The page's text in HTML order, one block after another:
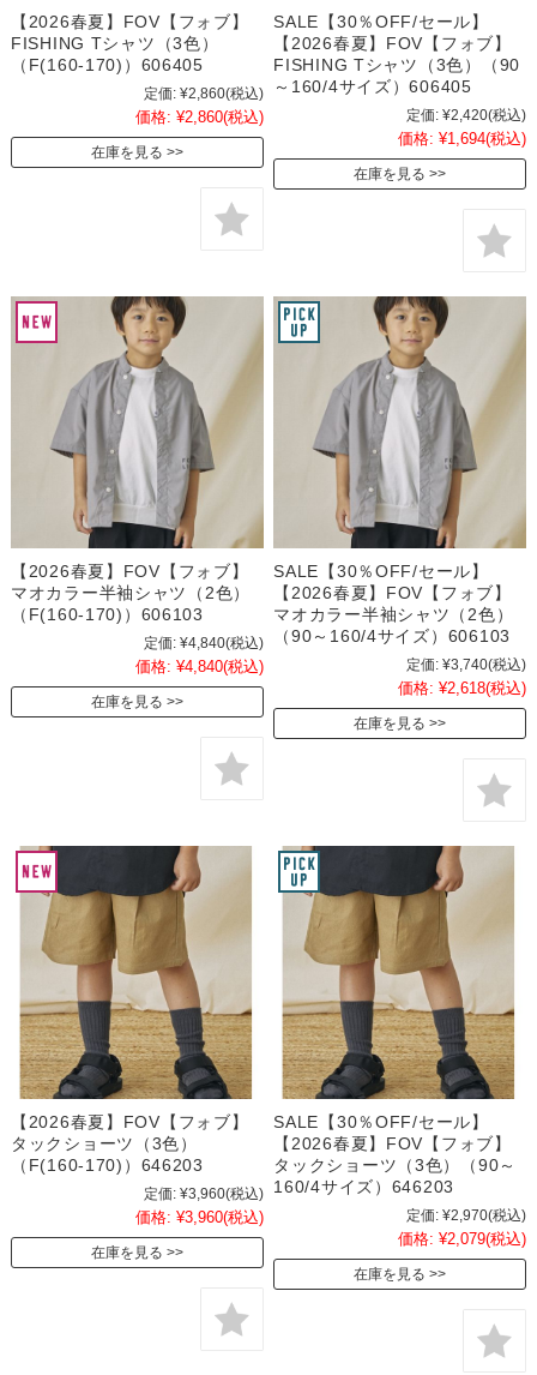
【2026春夏】FOV【フォブ】
FISHING Tシャツ（3色）
（F(160-170)）606405
定価: ¥2,860(税込)
価格: ¥2,860(税込)
在庫を見る
SALE【30％OFF/セール】
【2026春夏】FOV【フォブ】
FISHING Tシャツ（3色）（90
～160/4サイズ）606405
定価: ¥2,420(税込)
価格: ¥1,694(税込)
在庫を見る
【2026春夏】FOV【フォブ】
マオカラー半袖シャツ（2色）
（F(160-170)）606103
定価: ¥4,840(税込)
価格: ¥4,840(税込)
在庫を見る
SALE【30％OFF/セール】
【2026春夏】FOV【フォブ】
マオカラー半袖シャツ（2色）
（90～160/4サイズ）606103
定価: ¥3,740(税込)
価格: ¥2,618(税込)
在庫を見る
【2026春夏】FOV【フォブ】
タックショーツ（3色）
（F(160-170)）646203
定価: ¥3,960(税込)
価格: ¥3,960(税込)
在庫を見る
SALE【30％OFF/セール】
【2026春夏】FOV【フォブ】
タックショーツ（3色）（90～
160/4サイズ）646203
定価: ¥2,970(税込)
価格: ¥2,079(税込)
在庫を見る